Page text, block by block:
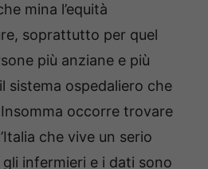
mina l’equità
soprattutto per quel
più anziane e più
sistema ospedaliero che
occorre trovare
che vive un serio
infermieri e i dati sono